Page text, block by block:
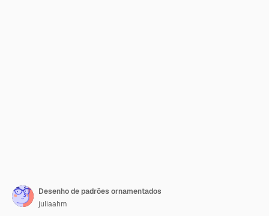
Desenho de padrões ornamentados
juliaahm